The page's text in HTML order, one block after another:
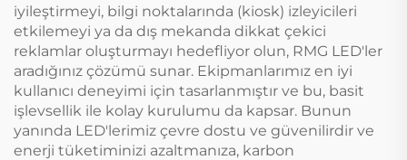
iyileştirmeyi, bilgi noktalarında (kiosk) izleyicileri
etkilemeyi ya da dış mekanda dikkat çekici
reklamlar oluşturmayı hedefliyor olun, RMG LED'ler
aradığınız çözümü sunar. Ekipmanlarımız en iyi
kullanıcı deneyimi için tasarlanmıştır ve bu, basit
işlevsellik ile kolay kurulumu da kapsar. Bunun
yanında LED'lerimiz çevre dostu ve güvenilirdir ve
enerji tüketiminizi azaltmanıza, karbon